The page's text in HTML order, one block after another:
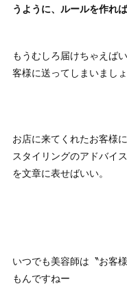
うように、ルールを作れ
もうむしろ届けちゃえば
客様に送ってしまいましょ
お店に来てくれたお客様
スタイリングのアドバイ
を文章に表せばいい。
いつでも美容師は〝お客
もんですねー